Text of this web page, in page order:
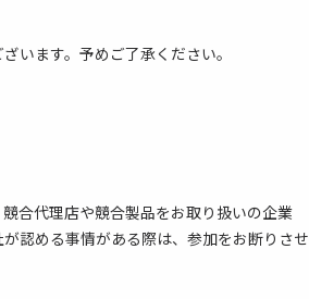
います。予めご了承ください。
合代理店や競合製品をお取り扱いの企業
認める事情がある際は、参加をお断りさせ